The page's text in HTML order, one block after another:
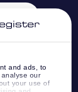
and ads, to
our
your use of